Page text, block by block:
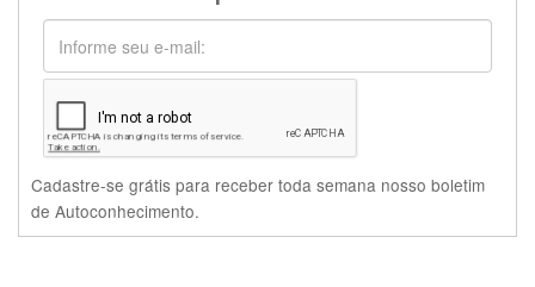
Cadastre-se grátis para receber toda semana nosso boletim
de Autoconhecimento.